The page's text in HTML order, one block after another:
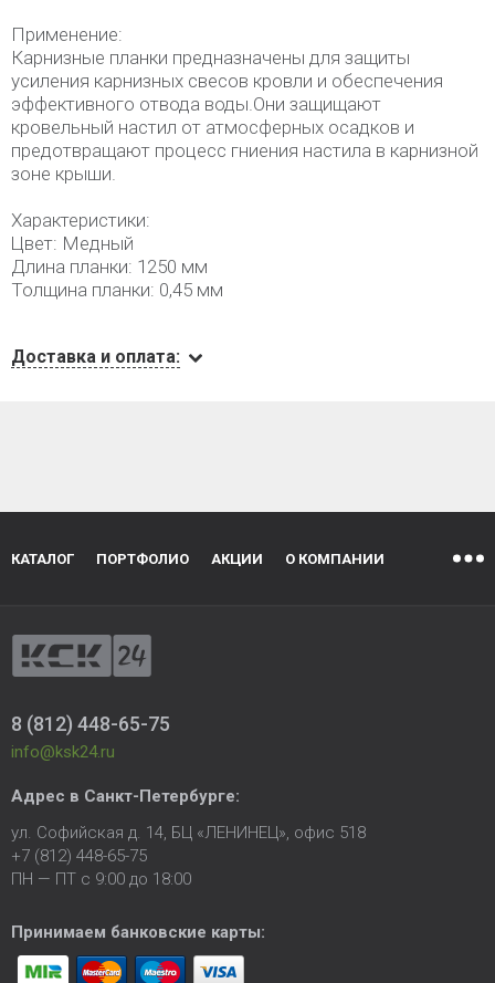
Применение:
Карнизные планки предназначены для защиты
усиления карнизных свесов кровли и обеспечения
эффективного отвода воды.Они защищают
кровельный настил от атмосферных осадков и
предотвращают процесс гниения настила в карнизной
зоне крыши.
Характеристики:
Цвет: Медный
Длина планки: 1250 мм
Толщина планки: 0,45 мм
Доставка и оплата:
КАТАЛОГ ПОРТФОЛИО АКЦИИ О КОМПАНИИ
8 (812) 448-65-75
info@ksk24.ru
Адрес в Санкт-Петербурге:
ул. Софийская д. 14, БЦ «ЛЕНИНЕЦ», офис 518
+7 (812) 448-65-75
ПН — ПТ с 9:00 до 18:00
Принимаем банковские карты: